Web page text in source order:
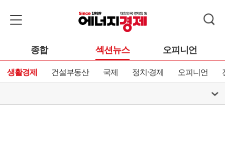
종합 섹션뉴스 오피니언
생활경제 건설부동산 국제 정치·경제 오피니언